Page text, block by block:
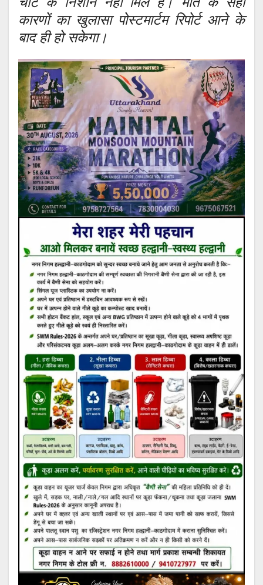
कारणों का खुलासा पोस्टमार्टम रिपोर्ट आने के
बाद ही हो सकेगा।